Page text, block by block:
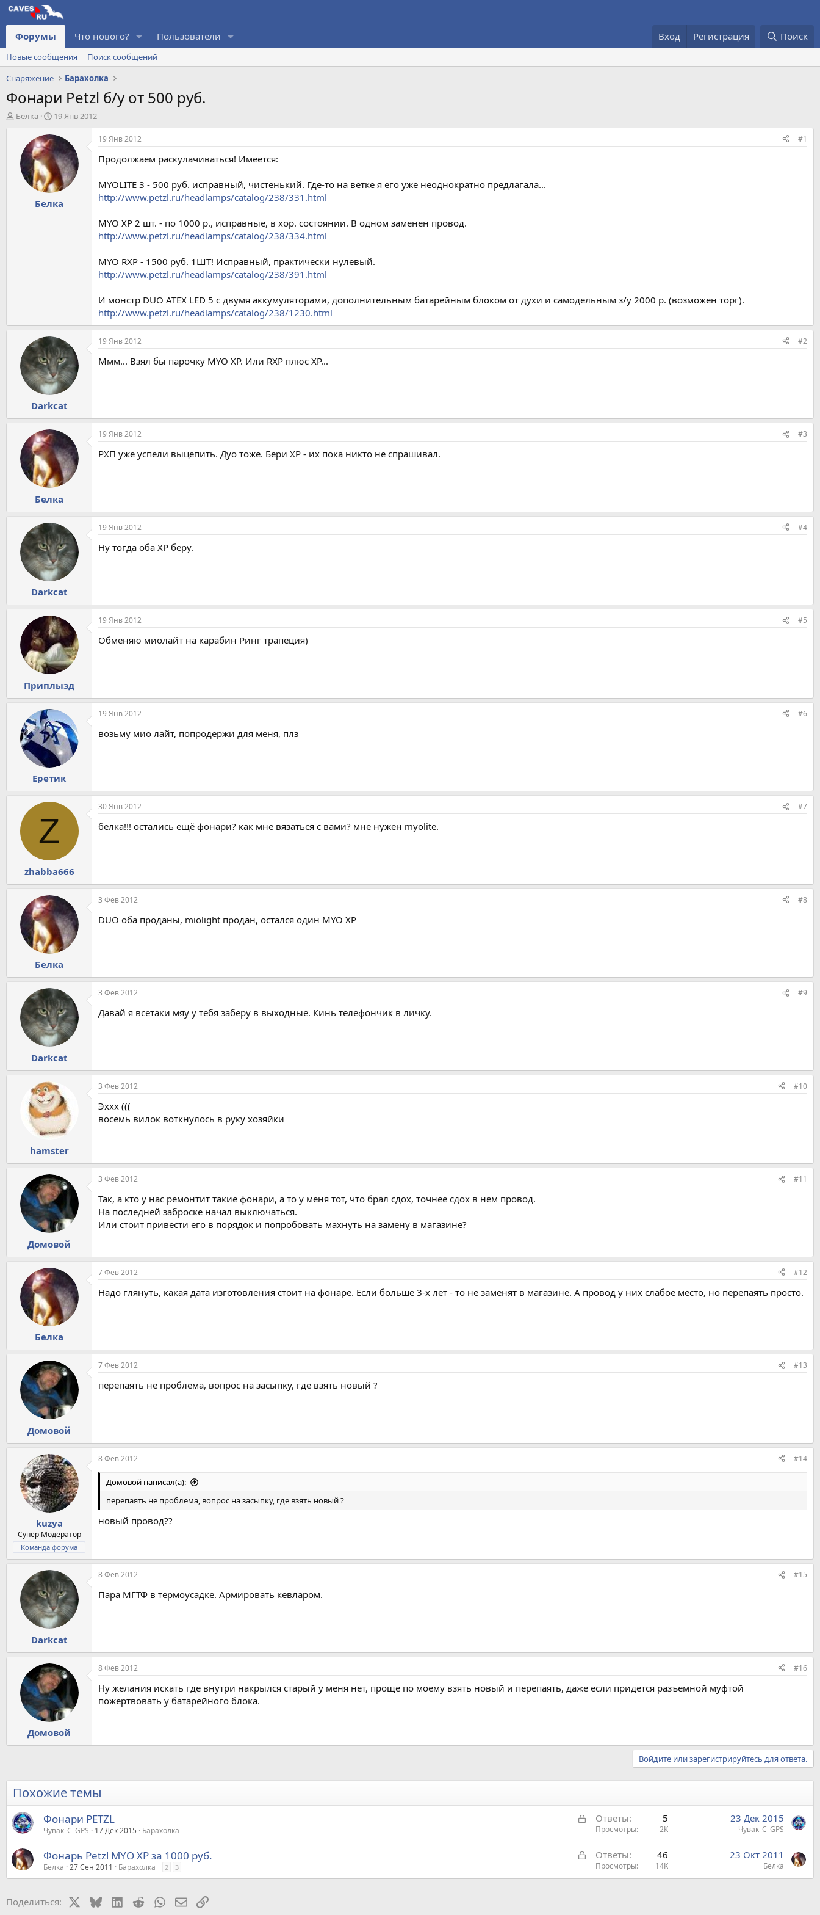
Форумы Что нового? Пользователи Вход Регистрация Поиск
Новые сообщения
Поиск сообщений
Снаряжение
Барахолка
Фонари Petzl б/у от 500 руб.
А
Белка
Д
т
н
ч
а
л
19 Янв 2012
Белка
19 Янв 2012 #1
Продолжаем раскулачиваться! Имеется:
MYOLITE 3 - 500 руб. исправный, чистенький. Где-то на ветке я его уже неоднократно предлагала...
http://www.petzl.ru/headlamps/catalog/238/331.html
MYO XP 2 шт. - по 1000 р., исправные, в хор. состоянии. В одном заменен провод.
http://www.petzl.ru/headlamps/catalog/238/334.html
MYO RXP - 1500 руб. 1ШТ! Исправный, практически нулевый.
http://www.petzl.ru/headlamps/catalog/238/391.html
И монстр DUO ATEX LED 5 с двумя аккумуляторами, дополнительным батарейным блоком от духи и самодельным з/у 2000 р. (возможен торг).
http://www.petzl.ru/headlamps/catalog/238/1230.html
Darkcat
19 Янв 2012 #2
Ммм... Взял бы парочку MYO XP. Или RXP плюс XP...
Белка
19 Янв 2012 #3
РХП уже успели выцепить. Дуо тоже. Бери ХР - их пока никто не спрашивал.
Darkcat
19 Янв 2012 #4
Ну тогда оба XP беру.
Приплызд
19 Янв 2012 #5
Обменяю миолайт на карабин Ринг трапеция)
Еретик
19 Янв 2012 #6
возьму мио лайт, попродержи для меня, плз
Z
zhabba666
30 Янв 2012 #7
белка!!! остались ещё фонари? как мне вязаться с вами? мне нужен myolite.
Белка
3 Фев 2012 #8
DUO оба проданы, miolight продан, остался один MYO XP
Darkcat
3 Фев 2012 #9
Давай я всетаки мяу у тебя заберу в выходные. Кинь телефончик в личку.
hamster
3 Фев 2012 #10
Эххх (((
восемь вилок воткнулось в руку хозяйки
Домовой
3 Фев 2012 #11
Так, а кто у нас ремонтит такие фонари, а то у меня тот, что брал сдох, точнее сдох в нем провод.
На последней заброске начал выключаться.
Или стоит привести его в порядок и попробовать махнуть на замену в магазине?
Белка
7 Фев 2012 #12
Надо глянуть, какая дата изготовления стоит на фонаре. Если больше 3-х лет - то не заменят в магазине. А провод у них слабое место, но перепаять просто.
Домовой
7 Фев 2012 #13
перепаять не проблема, вопрос на засыпку, где взять новый ?
kuzya
Супер Модератор
Команда форума
8 Фев 2012 #14
Домовой написал(а):
перепаять не проблема, вопрос на засыпку, где взять новый ?
новый провод??
Darkcat
8 Фев 2012 #15
Пара МГТФ в термоусадке. Армировать кевларом.
Домовой
8 Фев 2012 #16
Ну желания искать где внутри накрылся старый у меня нет, проще по моему взять новый и перепаять, даже если придется разъемной муфтой
пожертвовать у батарейного блока.
Войдите или зарегистрируйтесь для ответа.
Похожие темы
З
к
р
т
Фонари PETZL
Чувак_С_GPS 17 Дек 2015 Барахолка
Ответы 5
Просмотры 2K
23 Дек 2015
Чувак_С_GPS
З
к
Фонарь Petzl MYO XP за 1000 руб.
Белка 27 Сен 2011 Барахолка 2 3
Ответы 46
Просмотры 14K
23 Окт 2011
Белка
Поделиться: BlueskyLinkedIn
Reddit WhatsApp
Электронная почта
Ссылка